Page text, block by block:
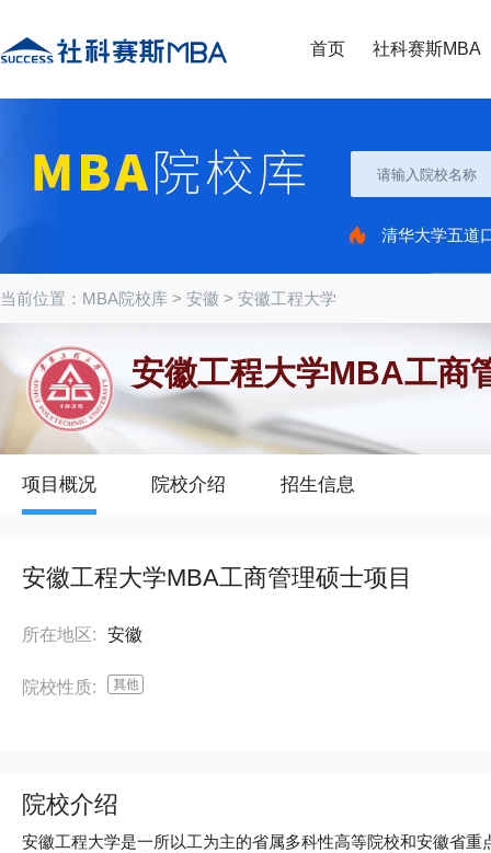
首页 社科赛斯MBA
清华大学五道
当前位置： MBA院校库 > 安徽 > 安徽工程大学
安徽工程大学MBA工商
项目概况 院校介绍 招生信息
安徽工程大学MBA工商管理硕士项目
所在地区: 安徽
院校性质:
院校介绍
安徽工程大学是一所以工为主的省属多科性高等院校和安徽省